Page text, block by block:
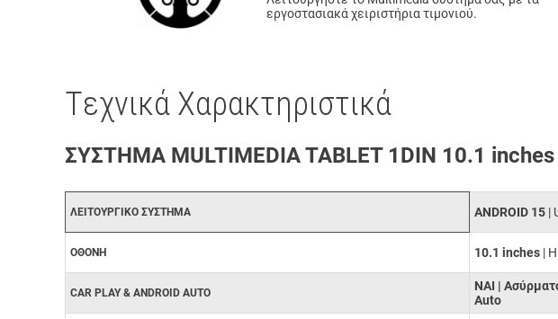
εργοστασιακά χειριστήρια τιμονιού.
Tεχνικά Χαρακτηριστικά
ΣΥΣΤΗΜΑ MULTIMEDIA TABLET 1DIN 10.1 inches
ΛΕΙΤΟΥΡΓΙΚΟ ΣΥΣΤΗΜΑ ANDROID 15 |
ΟΘΟΝΗ 10.1 inches |
CAR PLAY & ANDROID AUTO
ΝΑΙ |
Auto